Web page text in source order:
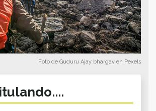
Foto de Guduru Ajay bhargav en Pexels